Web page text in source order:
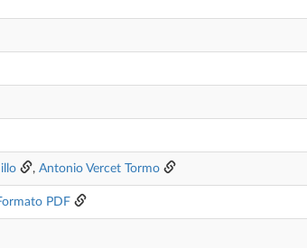
, Antonio Vercet Tormo
PDF